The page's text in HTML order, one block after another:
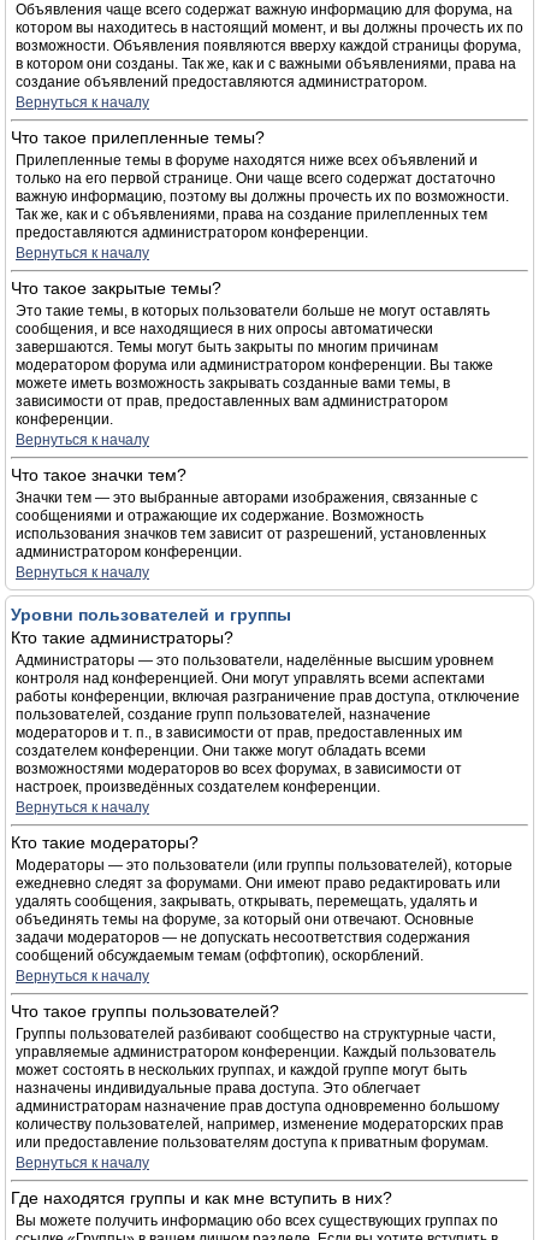
Объявления чаще всего содержат важную информацию для форума, на
котором вы находитесь в настоящий момент, и вы должны прочесть их по
возможности. Объявления появляются вверху каждой страницы форума,
в котором они созданы. Так же, как и с важными объявлениями, права на
создание объявлений предоставляются администратором.
Вернуться к началу
Что такое прилепленные темы?
Прилепленные темы в форуме находятся ниже всех объявлений и
только на его первой странице. Они чаще всего содержат достаточно
важную информацию, поэтому вы должны прочесть их по возможности.
Так же, как и с объявлениями, права на создание прилепленных тем
предоставляются администратором конференции.
Вернуться к началу
Что такое закрытые темы?
Это такие темы, в которых пользователи больше не могут оставлять
сообщения, и все находящиеся в них опросы автоматически
завершаются. Темы могут быть закрыты по многим причинам
модератором форума или администратором конференции. Вы также
можете иметь возможность закрывать созданные вами темы, в
зависимости от прав, предоставленных вам администратором
конференции.
Вернуться к началу
Что такое значки тем?
Значки тем — это выбранные авторами изображения, связанные с
сообщениями и отражающие их содержание. Возможность
использования значков тем зависит от разрешений, установленных
администратором конференции.
Вернуться к началу
Уровни пользователей и группы
Кто такие администраторы?
Администраторы — это пользователи, наделённые высшим уровнем
контроля над конференцией. Они могут управлять всеми аспектами
работы конференции, включая разграничение прав доступа, отключение
пользователей, создание групп пользователей, назначение
модераторов и т. п., в зависимости от прав, предоставленных им
создателем конференции. Они также могут обладать всеми
возможностями модераторов во всех форумах, в зависимости от
настроек, произведённых создателем конференции.
Вернуться к началу
Кто такие модераторы?
Модераторы — это пользователи (или группы пользователей), которые
ежедневно следят за форумами. Они имеют право редактировать или
удалять сообщения, закрывать, открывать, перемещать, удалять и
объединять темы на форуме, за который они отвечают. Основные
задачи модераторов — не допускать несоответствия содержания
сообщений обсуждаемым темам (оффтопик), оскорблений.
Вернуться к началу
Что такое группы пользователей?
Группы пользователей разбивают сообщество на структурные части,
управляемые администратором конференции. Каждый пользователь
может состоять в нескольких группах, и каждой группе могут быть
назначены индивидуальные права доступа. Это облегчает
администраторам назначение прав доступа одновременно большому
количеству пользователей, например, изменение модераторских прав
или предоставление пользователям доступа к приватным форумам.
Вернуться к началу
Где находятся группы и как мне вступить в них?
Вы можете получить информацию обо всех существующих группах по